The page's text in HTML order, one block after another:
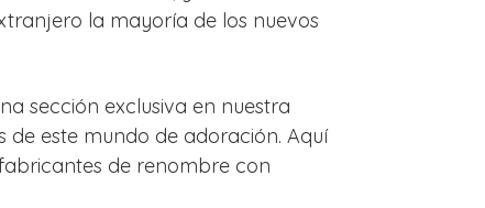
la mayoría de los nuevos
sección exclusiva en nuestra
este mundo de adoración. Aquí
de renombre con